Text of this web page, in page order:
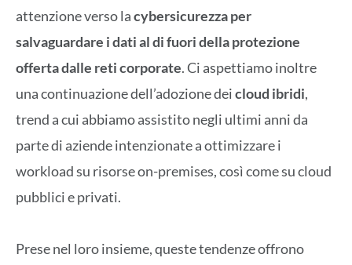
attenzione verso lacybersicurezzaper
salvaguardare i dati al di fuori della protezione
offerta dalle reti corporate. Ci aspettiamo inoltre
una continuazione dell’adozione deicloud ibridi,
trend a cui abbiamo assistito negli ultimi anni da
parte di aziende intenzionate a ottimizzare i
workload su risorse on-premises, così come su cloud
pubblici e privati.
Prese nel loro insieme, queste tendenze offrono